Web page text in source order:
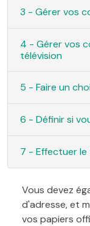
3 - Gérer vos
4 - Gérer vos
télévision
5 - Faire un
6 - Définir si
7 - Effectuer
Vous devez
d'adresse, et
vos papiers